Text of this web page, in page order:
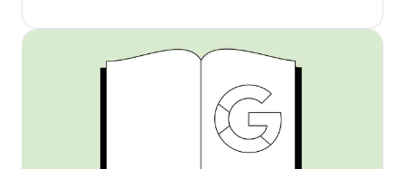
aux attentes de ces derniers, et de stimuler
leurs volumes de ventes dans le commerce en
ligne. Dans l’environnement volatil